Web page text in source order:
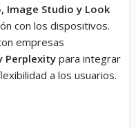
Image Studio y Look
con los dispositivos.
empresas
Perplexity para integrar
a los usuarios.